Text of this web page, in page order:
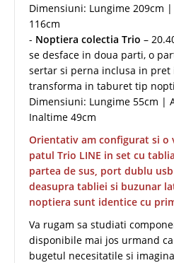
Dimensiuni: Lungime 209cm
116cm
- Noptiera colectia Trio –
se desface in doua parti, o
sertar si perna inclusa in pret
transforma in taburet tip
Dimensiuni: Lungime 55cm |
Inaltime 49cm
Orientativ am configurat si o
patul Trio LINE in set cu
partea de sus, port dublu
deasupra tabliei si buzunar
noptiera sunt identice cu
Va rugam sa studiati
disponibile mai jos urmand
bugetul necesitatile si